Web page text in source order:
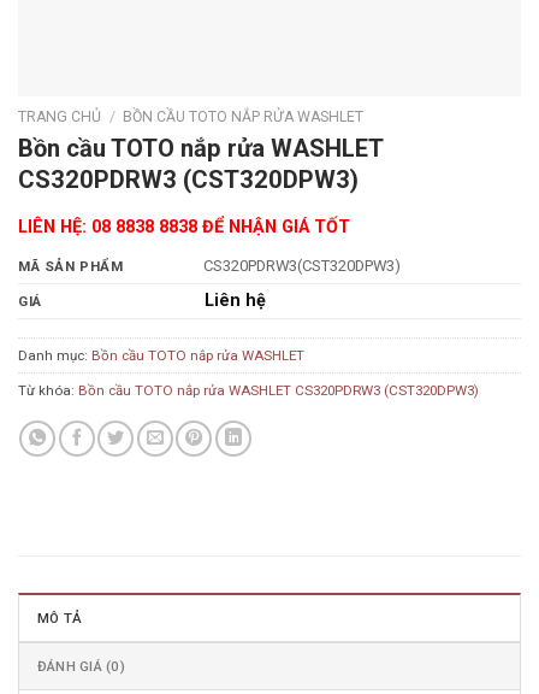
TRANG CHỦ / BỒN CẦU TOTO NẮP RỬA WASHLET
Bồn cầu TOTO nắp rửa WASHLET
CS320PDRW3 (CST320DPW3)
LIÊN HỆ: 08 8838 8838 ĐỂ NHẬN GIÁ TỐT
MÃ SẢN PHẨM CS320PDRW3(CST320DPW3)
GIÁ Liên hệ
Danh mục: Bồn cầu TOTO nắp rửa WASHLET
Từ khóa: Bồn cầu TOTO nắp rửa WASHLET CS320PDRW3 (CST320DPW3)
MÔ TẢ
ĐÁNH GIÁ (0)